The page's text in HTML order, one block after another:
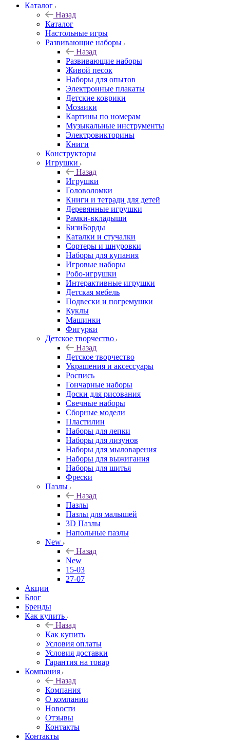
Каталог
Назад
Каталог
Настольные игры
Развивающие наборы
Назад
Развивающие наборы
Живой песок
Наборы для опытов
Электронные плакаты
Детские коврики
Мозаики
Картины по номерам
Музыкальные инструменты
Электровикторины
Книги
Конструкторы
Игрушки
Назад
Игрушки
Головоломки
Книги и тетради для детей
Деревянные игрушки
Рамки-вкладыши
БизиБорды
Каталки и стучалки
Сортеры и шнуровки
Наборы для купания
Игровые наборы
Робо-игрушки
Интерактивные игрушки
Детская мебель
Подвески и погремушки
Куклы
Машинки
Фигурки
Детское творчество
Назад
Детское творчество
Украшения и аксессуары
Роспись
Гончарные наборы
Доски для рисования
Свечные наборы
Сборные модели
Пластилин
Наборы для лепки
Наборы для лизунов
Наборы для мыловарения
Наборы для выжигания
Наборы для шитья
Фрески
Пазлы
Назад
Пазлы
Пазлы для малышей
3D Пазлы
Напольные пазлы
New
Назад
New
15-03
27-07
Акции
Блог
Бренды
Как купить
Назад
Как купить
Условия оплаты
Условия доставки
Гарантия на товар
Компания
Назад
Компания
О компании
Новости
Отзывы
Контакты
Контакты